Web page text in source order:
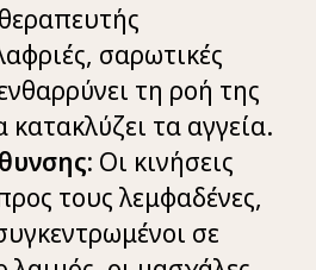
σαρωτικές
τη ροή της
τα αγγεία.
Οι κινήσεις
τους λεμφαδένες,
σε